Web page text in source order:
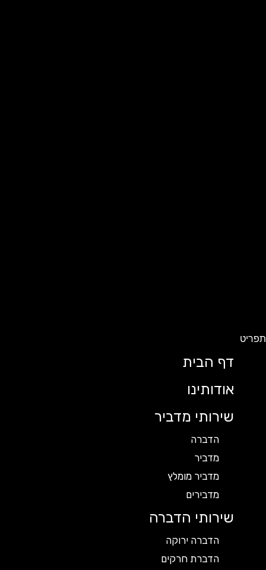
תפריט
דף הבית
אודותינו
שירותי מדביר
הדברה
מדביר
מדביר מומלץ
מדבירים
שירותי הדברה
הדברה ירוקה
הדברת חרקים